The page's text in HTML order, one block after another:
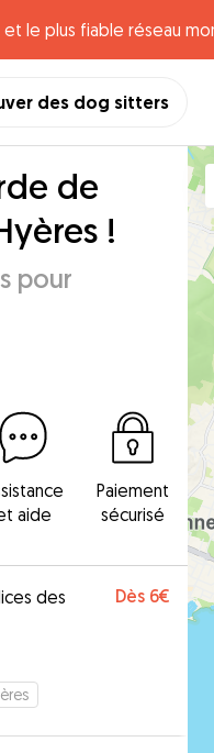
le plus fiable réseau
des dog sitters
de
!
pour
aide
Paiement
sécurisé
des
Dès 6€